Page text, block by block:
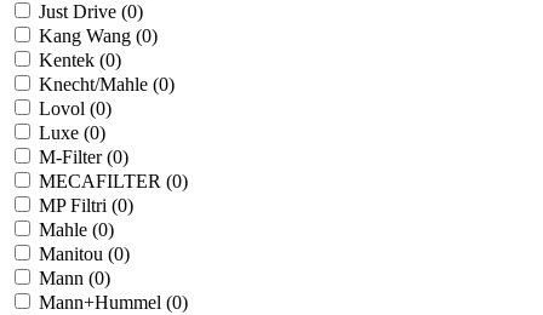
Just Drive (0)
Kang Wang (0)
Kentek (0)
Knecht/Mahle (0)
Lovol (0)
Luxe (0)
M-Filter (0)
MECAFILTER (0)
MP Filtri (0)
Mahle (0)
Manitou (0)
Mann (0)
Mann+Hummel (0)